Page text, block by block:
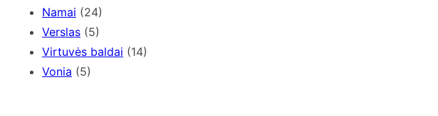
Namai (24)
Verslas (5)
Virtuvės baldai (14)
Vonia (5)